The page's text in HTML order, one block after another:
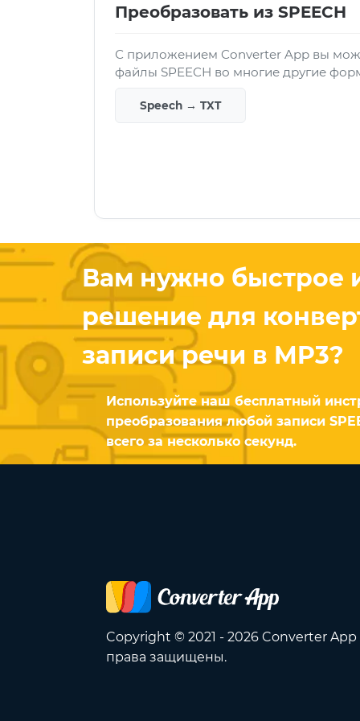
Преобразовать из SPEECH
С приложением Converter App вы
файлы SPEECH во многие другие
Speech → TXT
Вам нужно быстрое
решение для
записи речи в MP3?
Используйте наш бесплатный
преобразования любой записи
всего за несколько секунд.
Copyright © 2021 - 2026 Converter App
права защищены.